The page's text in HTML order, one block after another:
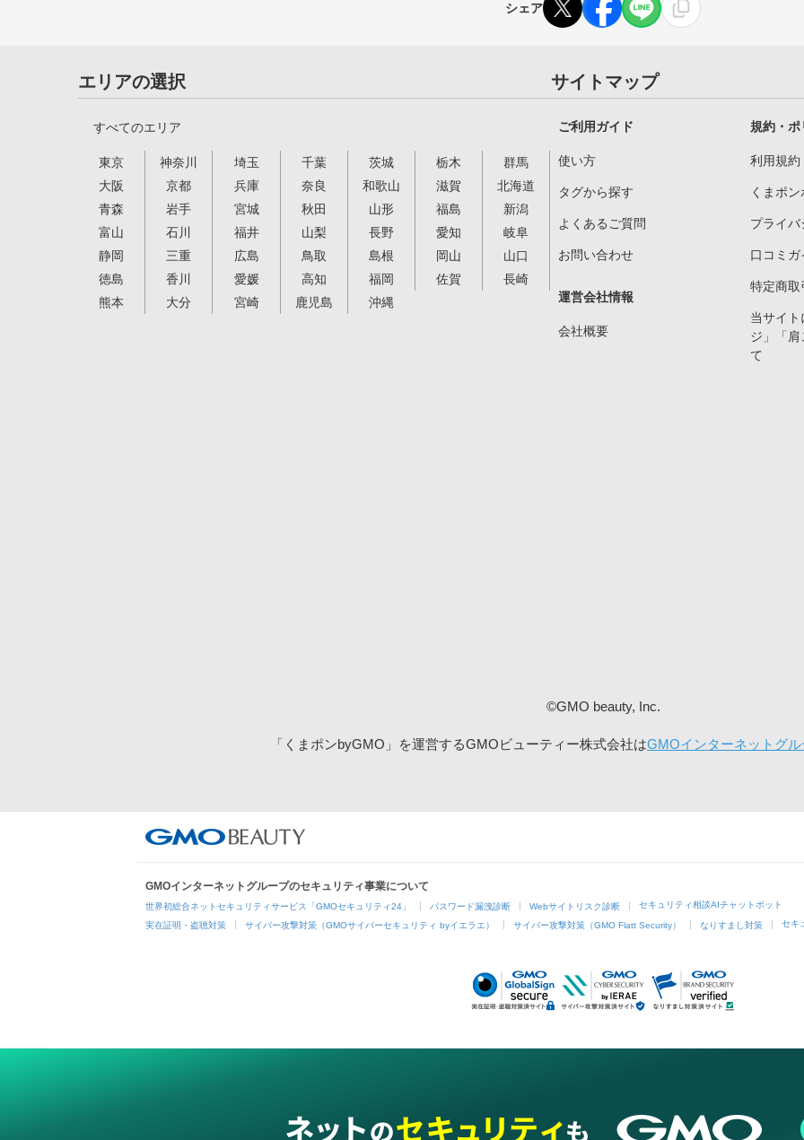
シェア
エリアの選択
すべてのエリア
東京 神奈川 埼玉 千葉 茨城 栃木
群馬
大阪
京都 兵庫 奈良 和歌山 滋賀
北海道
青森
岩手 宮城 秋田 山形 福島
新潟
富山
石川 福井 山梨 長野 愛知
岐阜
静岡
三重 広島 鳥取 島根 岡山
山口
徳島
香川 愛媛 高知 福岡 佐賀
長崎
熊本
大分 宮崎 鹿児島 沖縄
サイトマップ
ご利用ガイド
使い方
タグから探す
よくあるご質問
お問い合わせ
運営会社情報
会社概要
規約・ポ
利用規約
くまポ
プライバ
口コミガ
特定商取
当サイト
ジ」「
て
©GMO beauty, Inc.
「くまポンbyGMO」を運営するGMOビューティー株式会社はGMOインターネットグル
GMOインターネットグループのセキュリティ事業について
世界初総合ネットセキュリティサービス「GMOセキュリティ24」 パスワード漏洩診断 Webサイトリスク診断 セキュリティ相談AIチャットボット
実在証明・盗聴対策 サイバー攻撃対策（GMOサイバーセキュリティ byイエラエ） サイバー攻撃対策（GMO Flatt Security） なりすまし対策 セキ